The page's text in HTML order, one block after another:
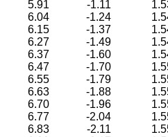
5.91 -1.11
6.04 -1.24
6.15 -1.37
6.27 -1.49
6.37 -1.60
6.47 -1.70
6.55 -1.79
6.63 -1.88
6.70 -1.96
6.77 -2.04
6.83 -2.11